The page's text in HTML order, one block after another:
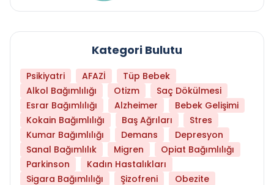
Kategori Bulutu
Psikiyatri AFAZİ
Tüp Bebek
Alkol Bağımlılığı
Otizm
Saç Dökülmesi
Esrar Bağımlılığı
Alzheimer
Bebek Gelişimi
Kokain Bağımlılığı
Baş Ağrıları
Stres
Kumar Bağımlılığı
Demans
Depresyon
Sanal Bağımlılık
Migren
Opiat Bağımlılığı
Parkinson
Kadın Hastalıkları
Sigara Bağımlılığı
Şizofreni
Obezite